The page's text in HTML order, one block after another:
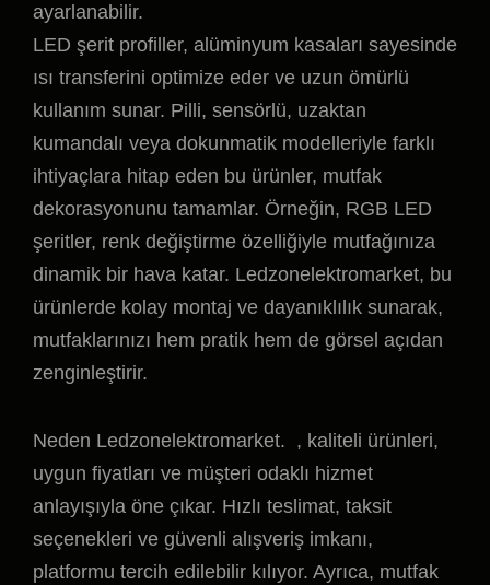
ayarlanabilir.
LED şerit profiller, alüminyum kasaları sayesinde
ısı transferini optimize eder ve uzun ömürlü
kullanım sunar. Pilli, sensörlü, uzaktan
kumandalı veya dokunmatik modelleriyle farklı
ihtiyaçlara hitap eden bu ürünler, mutfak
dekorasyonunu tamamlar. Örneğin, RGB LED
şeritler, renk değiştirme özelliğiyle mutfağınıza
dinamik bir hava katar. Ledzonelektromarket, bu
ürünlerde kolay montaj ve dayanıklılık sunarak,
mutfaklarınızı hem pratik hem de görsel açıdan
zenginleştirir.
Neden Ledzonelektromarket. , kaliteli ürünleri,
uygun fiyatları ve müşteri odaklı hizmet
anlayışıyla öne çıkar. Hızlı teslimat, taksit
seçenekleri ve güvenli alışveriş imkanı,
platformu tercih edilebilir kılıyor. Ayrıca, mutfak